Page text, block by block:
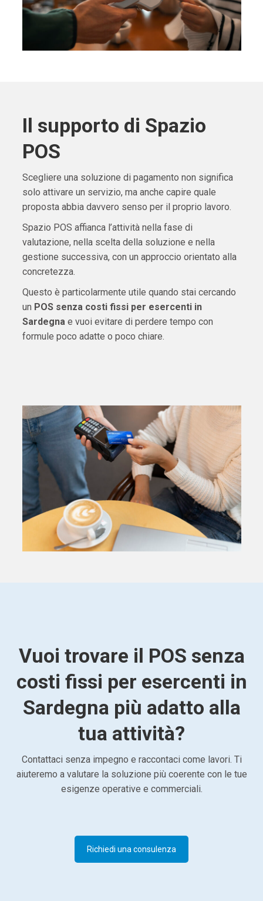
Il supporto di Spazio
POS
Scegliere una soluzione di pagamento non significa
solo attivare un servizio, ma anche capire quale
proposta abbia davvero senso per il proprio lavoro.
Spazio POS affianca l’attività nella fase di
valutazione, nella scelta della soluzione e nella
gestione successiva, con un approccio orientato alla
concretezza.
Questo è particolarmente utile quando stai cercando
un POS senza costi fissi per esercenti in
Sardegnae vuoi evitare di perdere tempo con
formule poco adatte o poco chiare.
Vuoi trovare il POS senza
costi fissi per esercenti in
Sardegna più adatto alla
tua attività?
Contattaci senza impegno e raccontaci come lavori. Ti
aiuteremo a valutare la soluzione più coerente con le tue
esigenze operative e commerciali.
Richiedi una consulenza